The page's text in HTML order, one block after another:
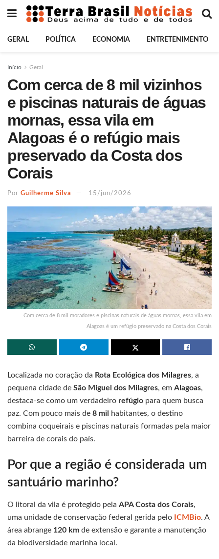
GERAL POLÍTICA ECONOMIA ENTRETENIMENTO
Início Geral
Com cerca de 8 mil vizinhos
e piscinas naturais de águas
mornas, essa vila em
Alagoas é o refúgio mais
preservado da Costa dos
Corais
Por Guilherme Silva 15/jun/2026
Com cerca de 8 mil moradores e piscinas naturais de águas mornas, essa vila em
Alagoas é um refúgio preservado na Costa dos Corais
Localizada no coração da Rota Ecológica dos Milagres, a
pequena cidade de São Miguel dos Milagres, em Alagoas,
destaca-se como um verdadeiro refúgio para quem busca
paz. Com pouco mais de 8 mil
habitantes, o destino
combina coqueirais e piscinas naturais formadas pela maior
barreira de corais do país.
Por que a região é considerada um
santuário marinho?
O litoral da vila é protegido pela APA Costa dos Corais,
uma unidade de conservação federal gerida pelo ICMBio. A
área abrange 120 km de extensão e garante a manutenção
da biodiversidade marinha local.